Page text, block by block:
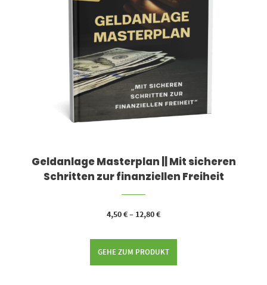
Geldanlage Masterplan || Mit sicheren
Schritten zur finanziellen Freiheit
4,50€– 12,80€
GEHE ZUM PRODUKT